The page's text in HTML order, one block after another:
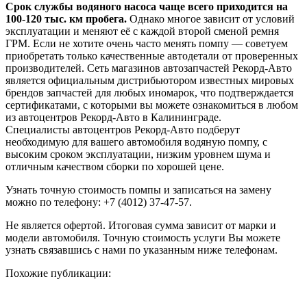
Срок службы водяного насоса чаще всего приходится на
100-120 тыс. км пробега. Однако многое зависит от условий
эксплуатации и меняют её с каждой второй сменой ремня
ГРМ. Если не хотите очень часто менять помпу — советуем
приобретать только качественные автодетали от проверенных
производителей. Сеть магазинов автозапчастей Рекорд-Авто
является официальным дистрибьютором известных мировых
брендов запчастей для любых иномарок, что подтверждается
сертификатами, с которыми вы можете ознакомиться в любом
из автоцентров Рекорд-Авто в Калининграде.
Специалисты автоцентров Рекорд-Авто подберут
необходимую для вашего автомобиля водяную помпу, с
высоким сроком эксплуатации, низким уровнем шума и
отличным качеством сборки по хорошей цене.
Узнать точную стоимость помпы и записаться на замену
можно по телефону: +7 (4012) 37-47-57.
Не является офертой. Итоговая сумма зависит от марки и
модели автомобиля. Точную стоимость услуги Вы можете
узнать связавшись с нами по указанным ниже телефонам.
Похожие публикации: